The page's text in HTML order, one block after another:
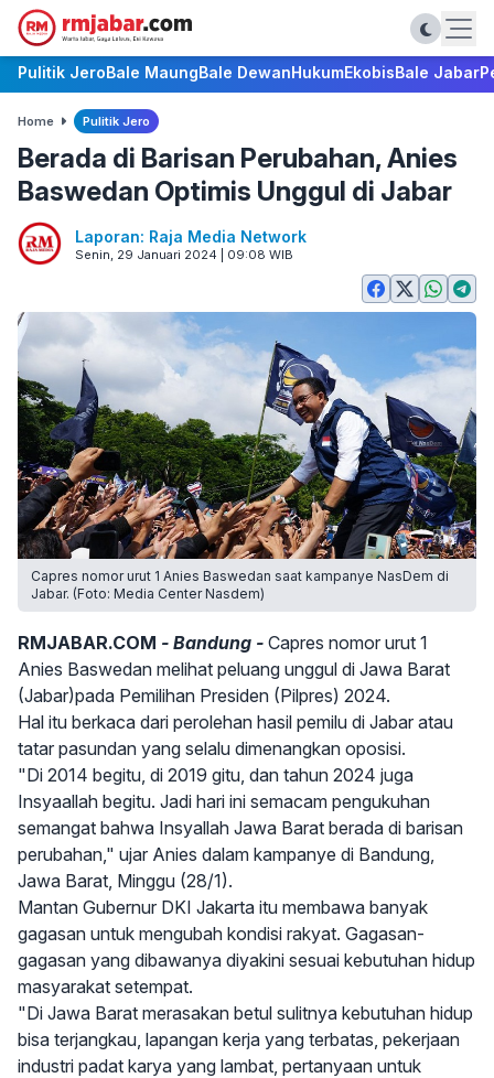
Pulitik JeroBale MaungBale DewanHukumEkobisBale Jabar
Home Pulitik Jero
Berada di Barisan Perubahan, Anies
Baswedan Optimis Unggul di Jabar
Laporan: Raja Media Network
Senin, 29 Januari 2024 | 09:08 WIB
Capres nomor urut 1 Anies Baswedan saat kampanye NasDem di
Jabar. (Foto: Media Center Nasdem)
RMJABAR.COM - Bandung - Capres nomor urut 1
Anies Baswedan melihat peluang unggul di Jawa Barat
(Jabar)pada Pemilihan Presiden (Pilpres) 2024.
Hal itu berkaca dari perolehan hasil pemilu di Jabar atau
tatar pasundan yang selalu dimenangkan oposisi.
"Di 2014 begitu, di 2019 gitu, dan tahun 2024 juga
Insyaallah begitu. Jadi hari ini semacam pengukuhan
semangat bahwa Insyallah Jawa Barat berada di barisan
perubahan," ujar Anies dalam kampanye di Bandung,
Jawa Barat, Minggu (28/1).
Mantan Gubernur DKI Jakarta itu membawa banyak
gagasan untuk mengubah kondisi rakyat. Gagasan-
gagasan yang dibawanya diyakini sesuai kebutuhan hidup
masyarakat setempat.
"Di Jawa Barat merasakan betul sulitnya kebutuhan hidup
bisa terjangkau, lapangan kerja yang terbatas, pekerjaan
industri padat karya yang lambat, pertanyaan untuk